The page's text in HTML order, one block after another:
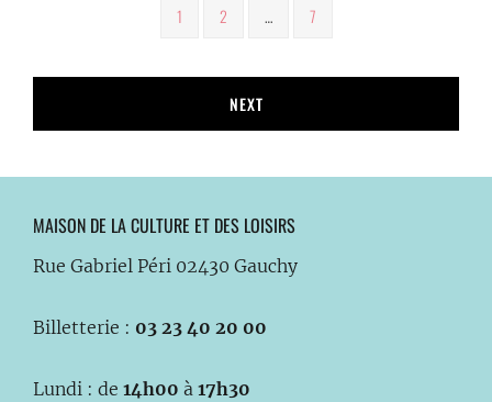
publications
Page
1 Page
2 … Page
7
NEXT
MAISON DE LA CULTURE ET DES LOISIRS
Rue Gabriel Péri 02430 Gauchy
Billetterie : 03 23 40 20 00
Lundi : de 14h00 à 17h30